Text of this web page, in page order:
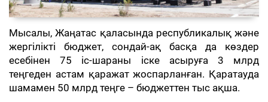
Мысалы, Жаңатас қаласында республикалық және
жергілікті бюджет, сондай-ақ басқа да көздер
есебінен 75 іс-шараны іске асыруға 3 млрд
теңгеден астам қаражат жоспарланған. Қаратауда
шамамен 50 млрд теңге – бюджеттен тыс ақша.